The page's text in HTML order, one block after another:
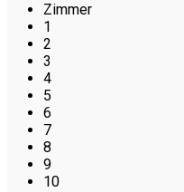
Zimmer
1
2
3
4
5
6
7
8
9
10